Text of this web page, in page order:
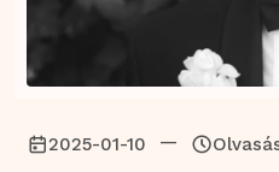
2025-01-10 —